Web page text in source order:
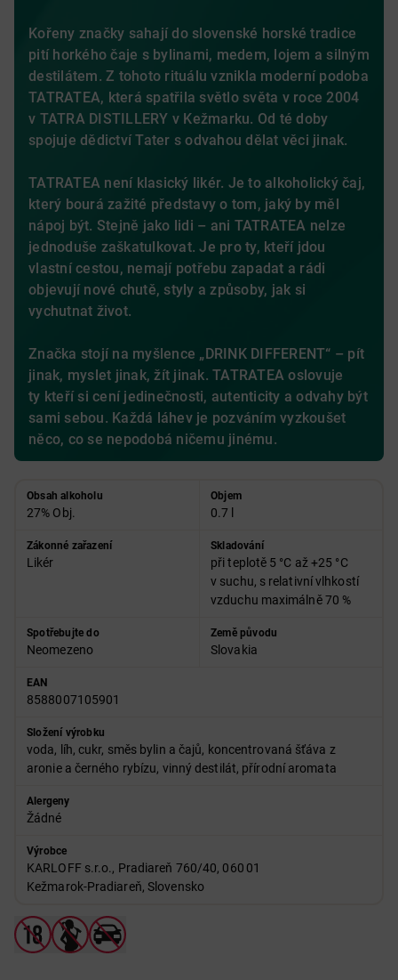
Kořeny značky sahají do slovenské horské tradice
pití horkého čaje s bylinami, medem, lojem a silným
destilátem. Z tohoto rituálu vznikla moderní podoba
TATRATEA, která spatřila světlo světa v roce 2004
v TATRA DISTILLERY v Kežmarku. Od té doby
spojuje dědictví Tater s odvahou dělat věci jinak.
TATRATEA není klasický likér. Je to alkoholický čaj,
který bourá zažité představy o tom, jaký by měl
nápoj být. Stejně jako lidi – ani TATRATEA nelze
jednoduše zaškatulkovat. Je pro ty, kteří jdou
vlastní cestou, nemají potřebu zapadat a rádi
objevují nové chutě, styly a způsoby, jak si
vychutnat život.
Značka stojí na myšlence „DRINK DIFFERENT“ – pít
jinak, myslet jinak, žít jinak. TATRATEA oslovuje
ty kteří si cení jedinečnosti, autenticity a odvahy být
sami sebou. Každá láhev je pozváním vyzkoušet
něco, co se nepodobá ničemu jinému.
Obsah alkoholu
27% Obj.
Objem
0.7 l
Zákonné zařazení
Likér
Skladování
při teplotě 5 °C až +25 °C
v suchu, s relativní vlhkostí
vzduchu maximálně 70 %
Spotřebujte do
Neomezeno
Země původu
Slovakia
EAN
8588007105901
Složení výrobku
voda, líh, cukr, směs bylin a čajů, koncentrovaná šťáva z
aronie a černého rybízu, vinný destilát, přírodní aromata
Alergeny
Žádné
Výrobce
KARLOFF s.r.o., Pradiareň 760/40, 060 01
Kežmarok‑Pradiareň, Slovensko